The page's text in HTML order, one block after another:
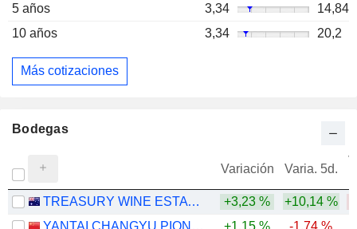
5 años
3,34
14,84
10 años
3,34 20,2
Más cotizaciones
Bodegas
Variación Varia. 5d.
TREASURY WINE ESTATES LIMITED +3,23 % +10,14 %
YANTAI CHANGYU PIONEER WINE COMPANY LIMITED
+1,15 % -1,74 %